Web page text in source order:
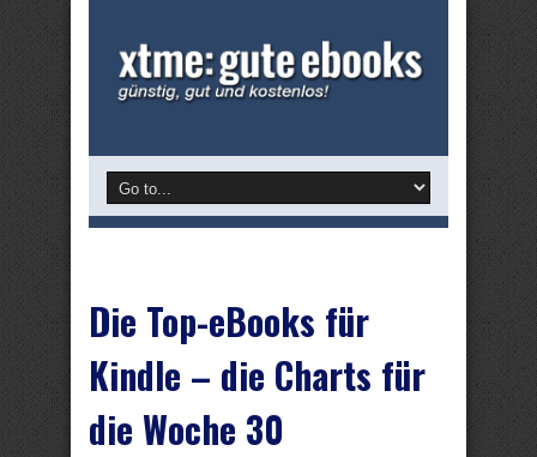
Die Top-eBooks für
Kindle – die Charts für
die Woche 30